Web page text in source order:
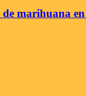
marihuana en